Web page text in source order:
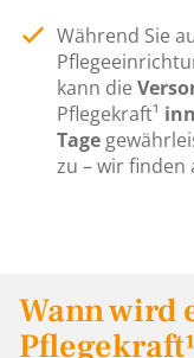
Während Sie
kann die
Pflegekraft¹
Tage
zu – wir finden
Wann wird